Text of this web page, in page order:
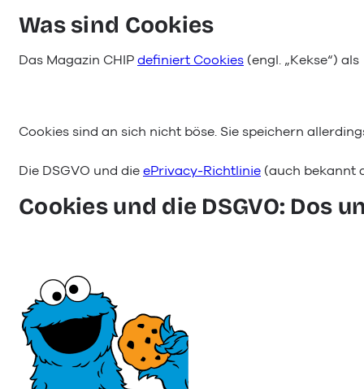
Was sind Cookies
Das Magazin CHIPdefiniert Cookies (engl. „Kekse“) als
Cookies sind an sich nicht böse. Sie speichern
Die DSGVO und dieePrivacy-Richtlinie (auch bekannt
Cookies und die DSGVO: Dos